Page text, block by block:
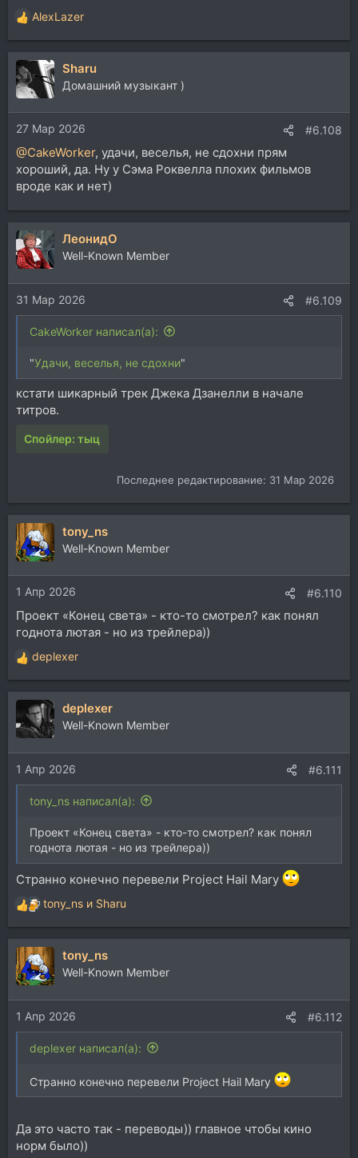
Р
е
а
к
ц
и
и
:
AlexLazer
Sharu
Домашний музыкант )
27 Мар 2026 #6.108
@CakeWorker, удачи, веселья, не сдохни прям
хороший, да. Ну у Сэма Роквелла плохих фильмов
вроде как и нет)
ЛеонидО
Well-Known Member
31 Мар 2026 #6.109
CakeWorker написал(а):
"Удачи, веселья, не сдохни"
кстати шикарный трек Джека Дзанелли в начале
титров.
Спойлер: тыц
Последнее редактирование: 31 Мар 2026
tony_ns
Well-Known Member
1 Апр 2026 #6.110
Проект «Конец света» - кто-то смотрел? как понял
годнота лютая - но из трейлера))
Р
е
а
ц
и
и
:
deplexer
deplexer
Well-Known Member
1 Апр 2026 #6.111
tony_ns написал(а):
Проект «Конец света» - кто-то смотрел? как понял
годнота лютая - но из трейлера))
Странно конечно перевели Project Hail Mary
Р
е
а
к
ц
и
и
:
tony_ns и Sharu
tony_ns
Well-Known Member
1 Апр 2026 #6.112
deplexer написал(а):
Странно конечно перевели Project Hail Mary
Да это часто так - переводы)) главное чтобы кино
норм было))